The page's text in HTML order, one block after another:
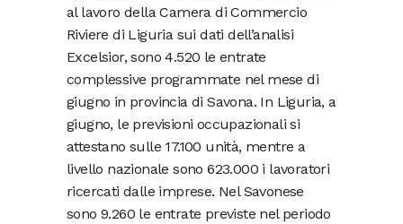
al lavoro della Camera di Commercio
Riviere di Liguria sui dati dell’analisi
Excelsior, sono 4.520 le entrate
complessive programmate nel mese di
giugno in provincia di Savona. In Liguria, a
giugno, le previsioni occupazionali si
attestano sulle 17.100 unità, mentre a
livello nazionale sono 623.000 i lavoratori
ricercati dalle imprese. Nel Savonese
sono 9.260 le entrate previste nel periodo